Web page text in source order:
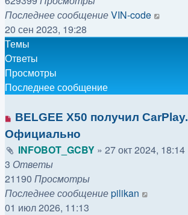
Последнее сообщениеVIN-code
20 сен 2023, 19:28
Темы
Ответы
Просмотры
Последнее сообщение
BELGEE X50 получил CarPlay.
Официально
INFOBOT_GCBY » 27 окт 2024, 18:14
3 Ответы
21190 Просмотры
Последнее сообщениеpilikan
01 июл 2026, 11:13